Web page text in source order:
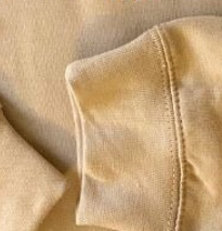
Links
Over ons